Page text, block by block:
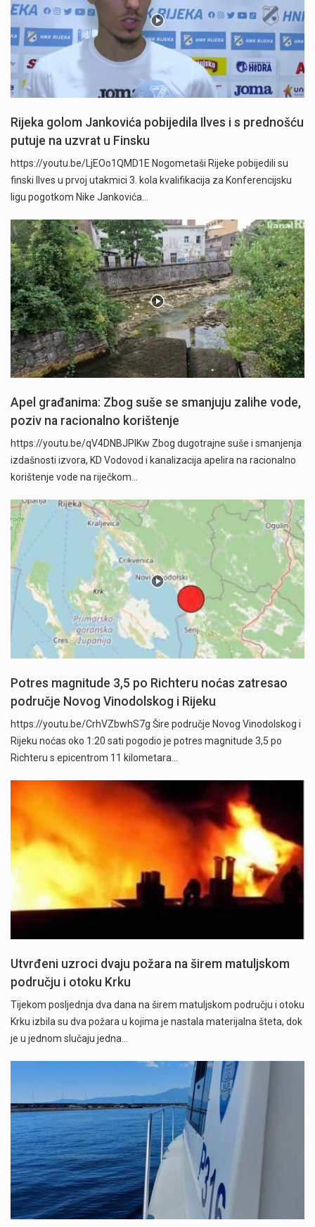
Rijeka golom Jankovića pobijedila Ilves i s prednošću
putuje na uzvrat u Finsku
https://youtu.be/LjEOo1QMD1E Nogometaši Rijeke pobijedili su
finski Ilves u prvoj utakmici 3. kola kvalifikacija za Konferencijsku
ligu pogotkom Nike Jankovića…
Apel građanima: Zbog suše se smanjuju zalihe vode,
poziv na racionalno korištenje
https://youtu.be/qV4DNBJPlKw Zbog dugotrajne suše i smanjenja
izdašnosti izvora, KD Vodovod i kanalizacija apelira na racionalno
korištenje vode na riječkom…
Potres magnitude 3,5 po Richteru noćas zatresao
područje Novog Vinodolskog i Rijeku
https://youtu.be/CrhVZbwhS7g Šire područje Novog Vinodolskog i
Rijeku noćas oko 1:20 sati pogodio je potres magnitude 3,5 po
Richteru s epicentrom 11 kilometara…
Utvrđeni uzroci dvaju požara na širem matuljskom
području i otoku Krku
Tijekom posljednja dva dana na širem matuljskom području i otoku
Krku izbila su dva požara u kojima je nastala materijalna šteta, dok
je u jednom slučaju jedna…